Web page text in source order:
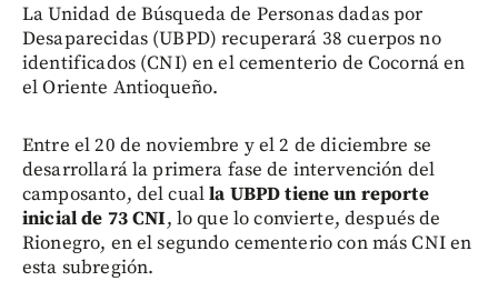
La Unidad de Búsqueda de Personas dadas por
Desaparecidas (UBPD) recuperará 38 cuerpos no
identificados (CNI) en el cementerio de Cocorná en
el Oriente Antioqueño.
Entre el 20 de noviembre y el 2 de diciembre se
desarrollará la primera fase de intervención del
camposanto, del cualla UBPD tiene un reporte
inicial de 73 CNI, lo que lo convierte, después de
Rionegro, en el segundo cementerio con más CNI en
esta subregión.